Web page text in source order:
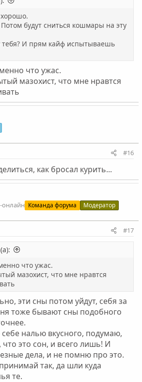
будут сниться кошмары на эту
тебя? И прям кайф испытываешь
что ужас.
мазохист, что мне нравтся
#16
как бросал курить...
онлайн Команда форума Модератор
#17
что ужас.
мазохист, что мне нравтся
эти сны потом уйдут, себя за
тоже бывают сны подобного
налью вкусного, подумаю,
это сон, и всего лишь! И
дела, и не помню про это.
так, да шли куда
те.